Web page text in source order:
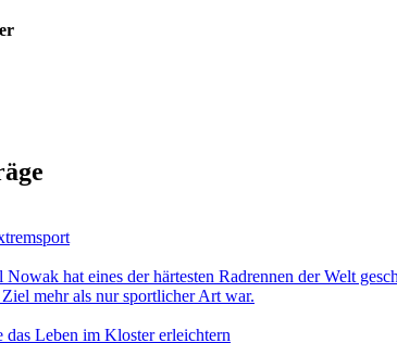
Nowak hat eines der härtesten Radrennen der Welt
mehr als nur sportlicher Art war.